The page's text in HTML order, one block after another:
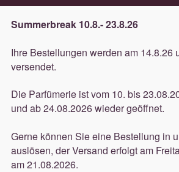
Lieferung innerhalb 3
Navigation
springen
Inhalt
springen
Düfte
Dekorative
Start Dekorative
Gertraud Gruber
Summerbreak 10.8.- 23.8.26
Ihre Bestellungen werden am 14.8.26
versendet.
Die Parfümerie ist vom 10. bis
und ab 24.08.2026 wieder geöffnet.
Gerne können Sie eine Bestellung in
auslösen, der Versand erfolgt am
am 21.08.2026.